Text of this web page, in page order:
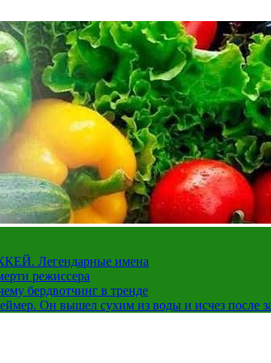
Легендарные имена
режиссера
бердвотчинг в тренде
Он вышел сухим из воды и исчез после